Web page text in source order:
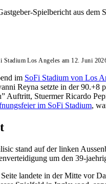
Spielbericht aus dem
Los Angeles am 12. Juni
im SoFi Stadium von Los
Reyna setzte in der 90.+8
Stuermer Ricardo
im SoFi Stadium,
stand auf der linken
um den 39-
landete in der Mitte vor